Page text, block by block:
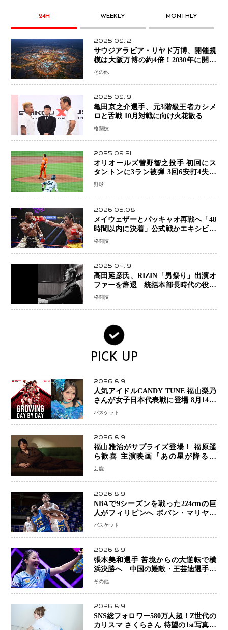
24H WEEKLY MONTHLY
2025.09.12
サウジアラビア・リヤド万博、開催規
模は大阪万博の約4倍！2030年に開幕
予定
その他
2025.09.19
亀田京之介選手、元3階級王者カシメ
格闘技
2025.09.21
オリオールズ菅野智之投手 初回にス
タントンに3ラン被弾 3回6安打4失点
で降板
野球
2026.05.08
メイウェザーとパッキャオ再戦へ「48
時間以内に決着」公式戦かエキシビシ
ョンか混迷続く
格闘技
2025.04.19
高田延彦氏、RIZIN「男祭り」出演オ
ファーを辞退 統括本部長時代の役目
「すでに終えています」と明言
格闘技
PICK UP
2026.8.9
人気アイドルCANDY TUNE 福山梨乃
さんが女子日本代表戦に登場 8月14日
「三井不動産カップ」でスペシャルゲ
バスケット
2026.8.9
福山雅治がサプライズ登場！ 福原遥
ら歓喜 主演映画『あの星が降る丘
で、君とまた出会いたい。』舞台あい
芸能
2026.8.9
NBAで9シーズンを戦った224cmの巨
人がフィリピンへ ボバン・マリヤノ
ビッチ ジョーンズカップで新たな挑
バスケット
2026.8.9
張本美和選手 苦境からの大逆転で横
浜決勝へ 中国の難敵・王芸迪選手を
撃破「ここからまた行くぞ」兄・智和
その他
2026.8.9
SNS総フォロワー580万人超！Z世代の
カリスマ さくらさん 待望の1st写真集